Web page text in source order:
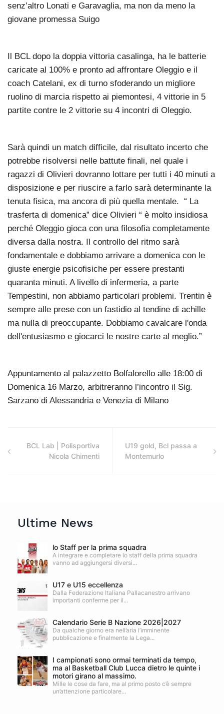
senz’altro Lonati e Garavaglia, ma non da meno la
giovane promessa Suigo
Il BCL dopo la doppia vittoria casalinga, ha le batterie
caricate al 100% e pronto ad affrontare Oleggio e il
coach Catelani, ex di turno sfoderando un migliore
ruolino di marcia rispetto ai piemontesi, 4 vittorie in 5
partite contre le 2 vittorie su 4 incontri di Oleggio.
Sarà quindi un match difficile, dal risultato incerto che
potrebbe risolversi nelle battute finali, nel quale i
ragazzi di Olivieri dovranno lottare per tutti i 40 minuti a
disposizione e per riuscire a farlo sarà determinante la
tenuta fisica, ma ancora di più quella mentale. “ La
trasferta di domenica” dice Olivieri “ è molto insidiosa
perché Oleggio gioca con una filosofia completamente
diversa dalla nostra. Il controllo del ritmo sarà
fondamentale e dobbiamo arrivare a domenica con le
giuste energie psicofisiche per essere prestanti
quaranta minuti. A livello di infermeria, a parte
Tempestini, non abbiamo particolari problemi. Trentin è
sempre alle prese con un fastidio al tendine di achille
ma nulla di preoccupante. Dobbiamo cavalcare l'onda
dell'entusiasmo e giocarci le nostre carte al meglio.”
Appuntamento al palazzetto Bolfalorello alle 18:00 di
Domenica 16 Marzo, arbitreranno l’incontro il Sig.
Sarzano di Alessandria e Venezia di Milano
BCL Lab | Polisportiva
Nicola Chimenti
U19 gold, Bcl passa a
Montemurlo
Ultime News
lo Staff per la prima squadra
A integrare e completare lo staff della prima squadra
vanno ad aggiungersi diversi...
U17 e U15 eccellenza
Dalla Federazione Italiana Pallacanestro arrivano
importanti conferme per il...
Calendario Serie B Nazione 2026|2027
Da qualche giorno era nell’aria l’imminente
pubblicazione e finalmente la Lega...
I campionati sono ormai terminati da tempo,
ma al Basketball Club Lucca dietro le quinte i
motori girano al massimo.
Mille le cose da fare, ma al primo posto c’è sempre
un’attenzione particolare...